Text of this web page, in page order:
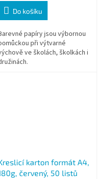
Do košíku
papíry jsou výbornou
při výtvarné
ve školách, školkách i
karton formát A4,
červený, 50 listů